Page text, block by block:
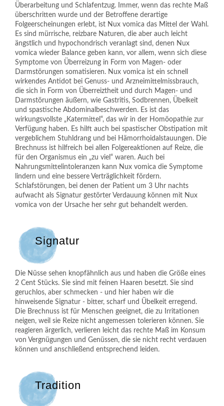
Überarbeitung und Schlafentzug. Immer, wenn das rechte Maß
überschritten wurde und der Betroffene derartige
Folgeerscheinungen erlebt, ist Nux vomica das Mittel der Wahl.
Es sind mürrische, reizbare Naturen, die aber auch leicht
ängstlich und hypochondrisch veranlagt sind, denen Nux
vomica wieder Balance geben kann, vor allem, wenn sich diese
Symptome von Überreizung in Form von Magen- oder
Darmstörungen somatisieren. Nux vomica ist ein schnell
wirkendes Antidot bei Genuss- und Arzneimittelmissbrauch,
die sich in Form von Überreiztheit und durch Magen- und
Darmstörungen äußern, wie Gastritis, Sodbrennen, Übelkeit
und spastische Abdominalbeschwerden. Es ist das
wirkungsvollste „Katermittel“, das wir in der Homöopathie zur
Verfügung haben. Es hilft auch bei spastischer Obstipation mit
vergeblichem Stuhldrang und bei Hämorrhoidalstauungen. Die
Brechnuss ist hilfreich bei allen Folgereaktionen auf Reize, die
für den Organismus ein „zu viel“ waren. Auch bei
Nahrungsmittelintoleranzen kann Nux vomica die Symptome
lindern und eine bessere Verträglichkeit fördern.
Schlafstörungen, bei denen der Patient um 3 Uhr nachts
aufwacht als Signatur gestörter Verdauung können mit Nux
vomica von der Ursache her sehr gut behandelt werden.
Signatur
Die Nüsse sehen knopfähnlich aus und haben die Größe eines
2 Cent Stücks. Sie sind mit feinen Haaren besetzt. Sie sind
geruchlos, aber schmecken - und hier haben wir die
hinweisende Signatur - bitter, scharf und Übelkeit erregend.
Die Brechnuss ist für Menschen geeignet, die zu Irritationen
neigen, weil sie Reize nicht angemessen tolerieren können. Sie
reagieren ärgerlich, verlieren leicht das rechte Maß im Konsum
von Vergnügungen und Genüssen, die sie nicht recht verdauen
können und anschließend entsprechend leiden.
Tradition